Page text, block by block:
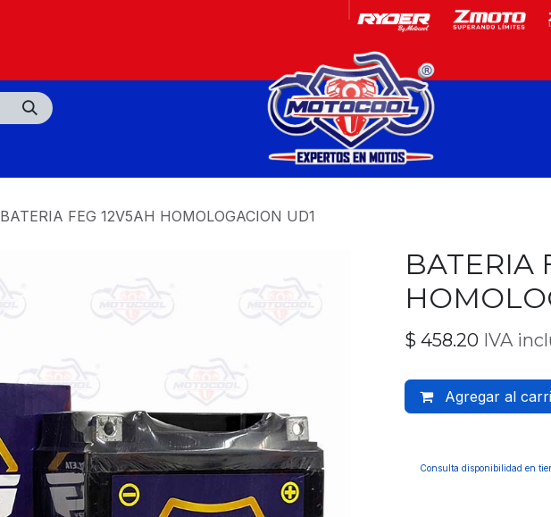
BATERIA FEG 12V5AH HOMOLOGACION UD1
BATERIA
$ 458.20 IVA
Agregar al
Consulta disponibilidad en